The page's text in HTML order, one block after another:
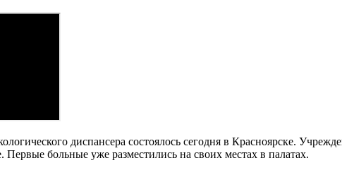
диспансера состоялось сегодня в Красноярске.
больные уже разместились на своих местах в палатах.